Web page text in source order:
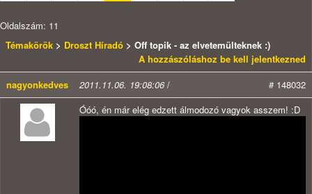
Oldalszám: 11
Témakörök > Droszt Híradó > Off topik - az elvetemülteknek :)
A hozzászóláshoz be kell jelentkezned
nagyonkedves
2011.11.06. 19:08:06/
# 148032
Óóó, én már elég edzett álmodozó vagyok asszem! :D